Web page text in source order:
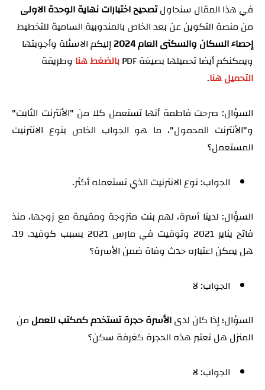
في هذا المقال سنحاولتصحيح اختبارات نهاية الوحدة الاولى
من منصة التكوين عن بعد الخاص بالمندوبية السامية للتخطيط
إحصاء السكان والسكنى العام 2024
إليكم الاسئلة وأجوبتها
ويمكنكم أيضا تحميلها بصيغة PDF
بالضغط هنا وطريقة
التحميل هنا.
السؤال: صرحت فاطمة أنها تستعمل كلا من "الأنترنت الثابت"
و"الأنترنت المحمول"، ما هو الجواب الخاص بنوع الانترنيت
المستعمل؟
الجواب: نوع الانترنيت الذي تستعمله أكثر.
السؤال: لدينا أسرة، لهم بنت متزوجة ومقيمة مع زوجها، منذ
فاتح يناير 2021 وتوفيت في مارس 2021 بسبب كوفيد. 19.
هل يمكن اعتباره حدث وفاة ضمن الأسرة؟
الجواب: لا
السؤال؛ إذا كان لدىالأسرة حجرة تستخدم كمكتب للعمل من
المنزل هل تعتبر هذه الحجرة كغرفة سكن؟
الجواب: لا